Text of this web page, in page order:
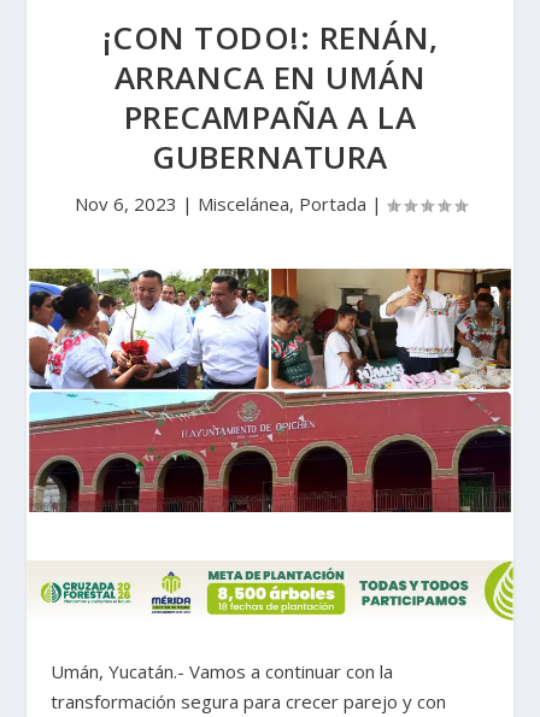
¡CON TODO!: RENÁN,
ARRANCA EN UMÁN
PRECAMPAÑA A LA
GUBERNATURA
Nov 6, 2023 | Miscelánea, Portada |
Umán, Yucatán.- Vamos a continuar con la
transformación segura para crecer parejo y con